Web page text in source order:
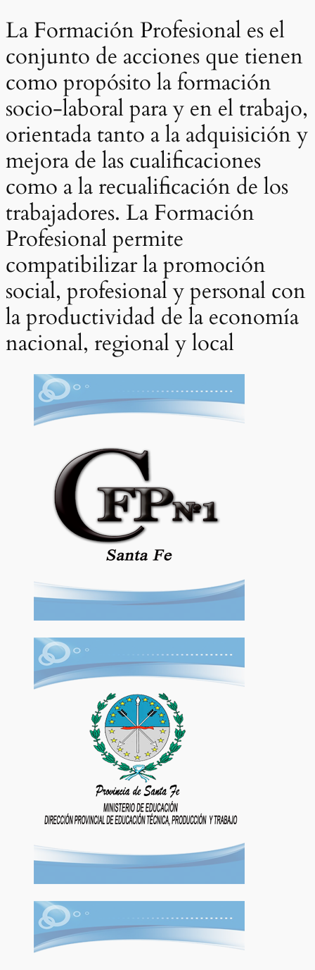
La Formación Profesional es el
conjunto de acciones que tienen
como propósito la formación
socio-laboral para y en el trabajo,
orientada tanto a la adquisición y
mejora de las cualificaciones
como a la recualificación de los
trabajadores. La Formación
Profesional permite
compatibilizar la promoción
social, profesional y personal con
la productividad de la economía
nacional, regional y local